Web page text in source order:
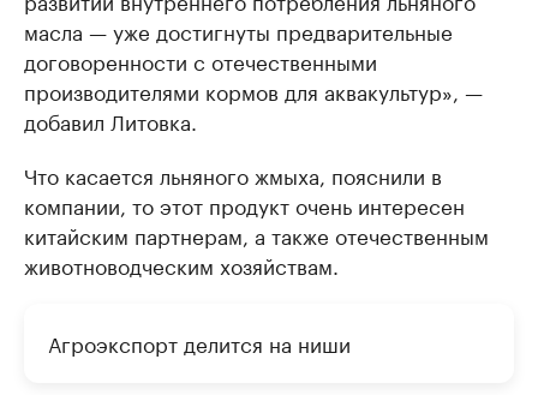
масла — уже достигнуты предварительные
договоренности с отечественными
производителями кормов для аквакультур», —
добавил Литовка.
Что касается льняного жмыха, пояснили в
компании, то этот продукт очень интересен
китайским партнерам, а также отечественным
животноводческим хозяйствам.
Агроэкспорт делится на ниши